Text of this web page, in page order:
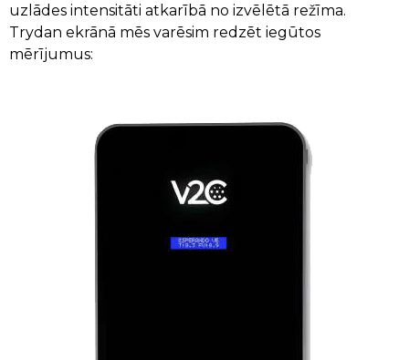
uzlādes intensitāti atkarībā no izvēlētā režīma.
Trydan ekrānā mēs varēsim redzēt iegūtos
mērījumus: